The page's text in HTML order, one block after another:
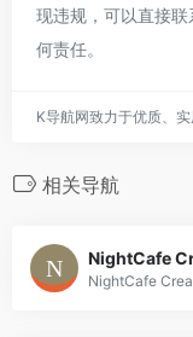
现违规，可以直接
何责任。
K导航网致力于优质、
相关导航
NightCafe